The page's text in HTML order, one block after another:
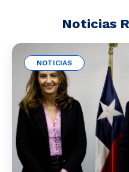
Noticias
NOTICIAS